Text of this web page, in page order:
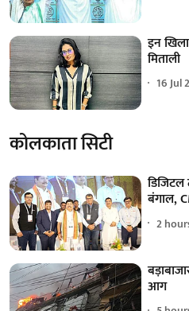
इन
मिताली
16 Jul
कोलकाता सिटी
डिजिटल
बंगाल,
2
आग